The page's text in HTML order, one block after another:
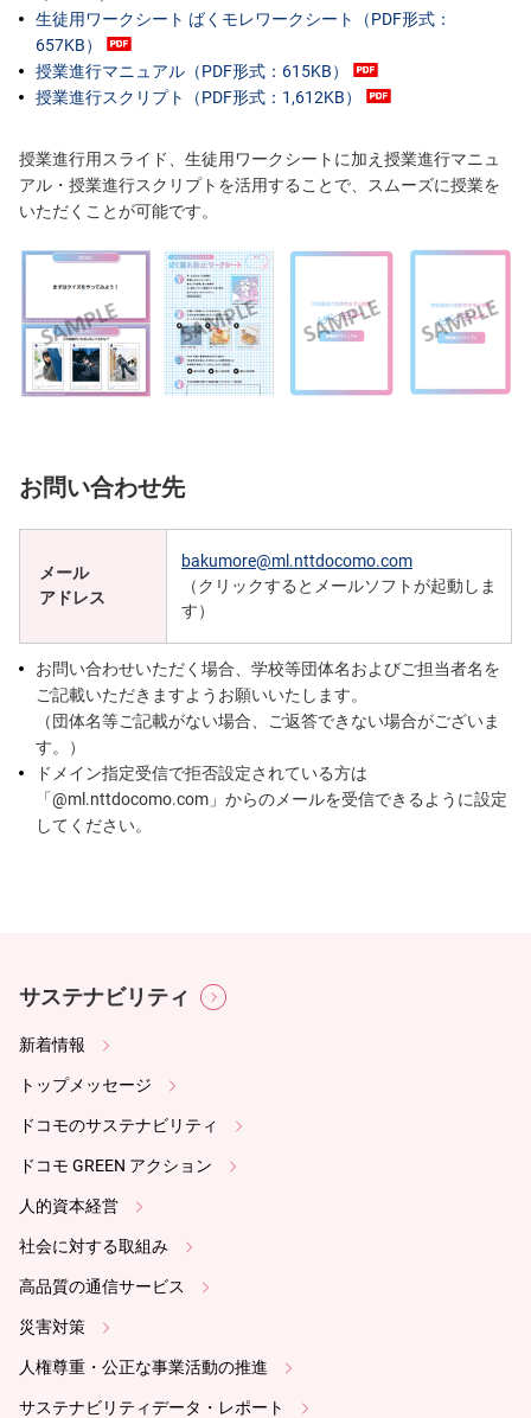
生徒用ワークシート ばくモレワークシート（PDF形式：
657KB）
授業進行マニュアル（PDF形式：615KB）
授業進行スクリプト（PDF形式：1,612KB）
授業進行用スライド、生徒用ワークシートに加え授業進行マニュ
アル・授業進行スクリプトを活用することで、スムーズに授業を
いただくことが可能です。
お問い合わせ先
メール
アドレス
bakumore@ml.nttdocomo.com
（クリックするとメールソフトが起動しま
す）
お問い合わせいただく場合、学校等団体名およびご担当者名を
ご記載いただきますようお願いいたします。
（団体名等ご記載がない場合、ご返答できない場合がございま
す。）
ドメイン指定受信で拒否設定されている方は
「@ml.nttdocomo.com」からのメールを受信できるように設定
してください。
サステナビリティ
新着情報
トップメッセージ
ドコモのサステナビリティ
ドコモ GREEN アクション
人的資本経営
社会に対する取組み
高品質の通信サービス
災害対策
人権尊重・公正な事業活動の推進
サステナビリティデータ・レポート